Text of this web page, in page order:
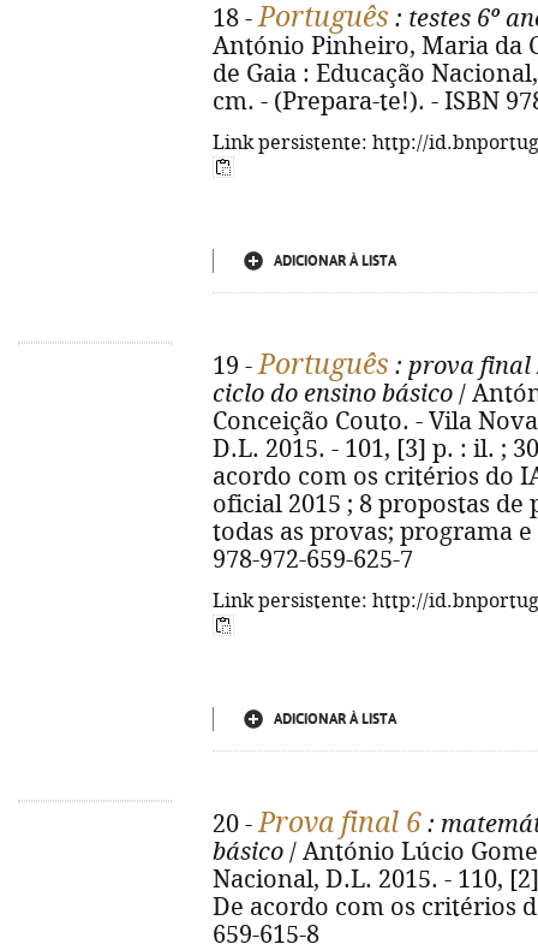
18 -Português : testes 6º
António Pinheiro, Maria da
de Gaia : Educação
cm. - (Prepara-te!). - ISBN
Link persistente: http://
ADICIONAR À LISTA
19 -Português : prova final
ciclo do ensino básico /
Conceição Couto. - Vila
D.L. 2015. - 101, [3] p. : il. ;
acordo com os critérios do
oficial 2015 ; 8 propostas
todas as provas; programa
978-972-659-625-7
Link persistente: http://
ADICIONAR À LISTA
20 -Prova final 6 :
básico / António Lúcio
Nacional, D.L. 2015. - 110,
De acordo com os critérios
659-615-8